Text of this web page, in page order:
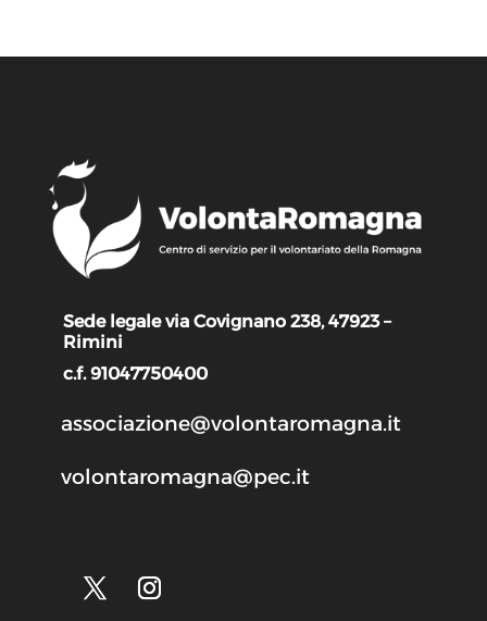
Sede legale via Covignano 238, 47923 –
Rimini
c.f. 91047750400
associazione@volontaromagna.it
volontaromagna@pec.it